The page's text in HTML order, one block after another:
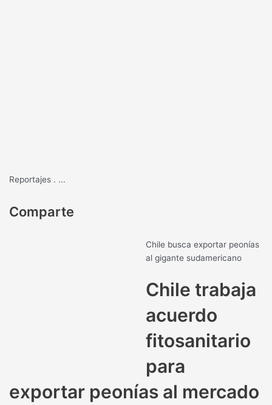
Reportajes . ...
Comparte
Chile busca exportar peonías
al gigante sudamericano
Chile trabaja
acuerdo
fitosanitario
para
exportar peonías al mercado